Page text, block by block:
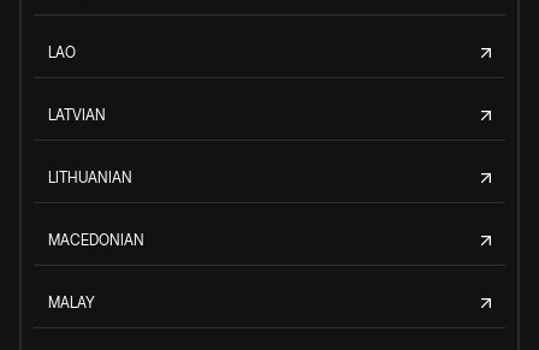
LAO
LATVIAN
LITHUANIAN
MACEDONIAN
MALAY